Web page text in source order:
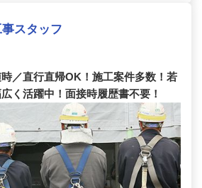
スタッフ
／直行直帰OK！施工案件多数！若
く活躍中！面接時履歴書不要！